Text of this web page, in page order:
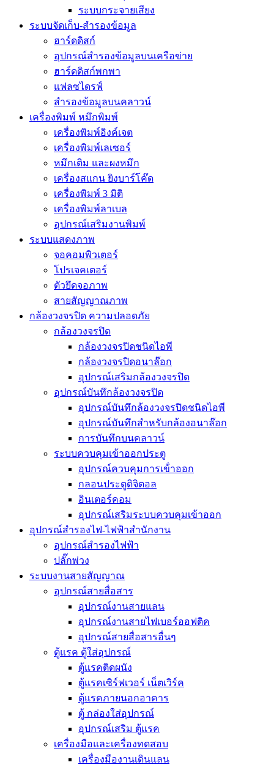
ระบบกระจายเสียง
ระบบจัดเก็บ-สำรองข้อมูล
ฮาร์ดดิสก์
อุปกรณ์สำรองข้อมูลบนเครือข่าย
ฮาร์ดดิสก์พกพา
แฟลซไดรฟ์
สำรองข้อมูลบนคลาวน์
เครื่องพิมพ์ หมึกพิมพ์
เครื่องพิมพ์อิงค์เจต
เครื่องพิมพ์เลเซอร์
หมึกเติม และผงหมึก
เครื่องสแกน ยิงบาร์โค๊ด
เครื่องพิมพ์ 3 มิติ
เครื่องพิมพ์ลาเบล
อุปกรณ์เสริมงานพิมพ์
ระบบแสดงภาพ
จอคอมพิวเตอร์
โปรเจคเตอร์
ตัวยึดจอภาพ
สายสัญญาณภาพ
กล้องวงจรปิด ความปลอดภัย
กล้องวงจรปิด
กล้องวงจรปิดชนิดไอพี
กล้องวงจรปิดอนาล๊อก
อุปกรณ์เสริมกล้องวงจรปิด
อุปกรณ์บันทึกล้องวงจรปิด
อุปกรณ์บันทึกล้องวงจรปิดชนิดไอพี
อุปกรณ์บันทึกสำหรับกล้องอนาล๊อก
การบันทึกบนคลาวน์
ระบบควบคุมเข้าออกประตู
อุปกรณ์ควบคุมการเข้่าออก
กลอนประตูดิจิตอล
อินเตอร์คอม
อุปกรณ์เสริมระบบควบคุมเข้าออก
อุปกรณ์สำรองไฟ-ไฟฟ้าสำนักงาน
อุปกรณ์สำรองไฟฟ้า
ปลั๊กพ่วง
ระบบงานสายสัญญาณ
อุปกรณ์สายสื่อสาร
อุปกรณ์งานสายแลน
อุปกรณ์งานสายไฟเบอร์ออฟติค
อุปกรณ์สายสื่อสารอื่นๆ
ตู้แรค ตู้ใส่อุปกรณ์
ตู้แรคติดผนัง
ตู้แรคเซิร์ฟเวอร์ เน็ตเวิร์ค
ตู้แรคภายนอกอาคาร
ตู้ กล่องใส่อุปกรณ์
อุปกรณ์เสริม ตู้แรค
เครื่องมือและเครื่องทดสอบ
เครื่องมืองานเดินแลน